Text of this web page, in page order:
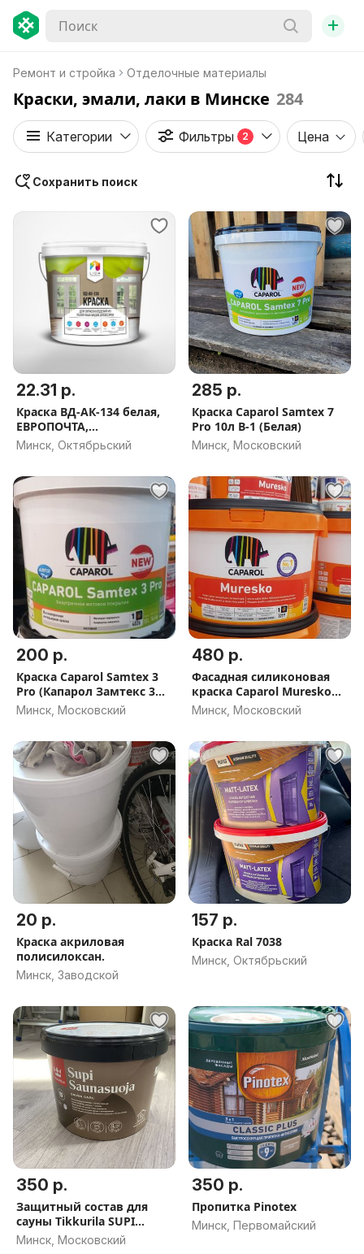
+
Ремонт и стройка Отделочные материалы
Краски, эмали, лаки в Минске 284
Категории Фильтры 2 Цена
Сохранить поиск
22.31 р.
Краска ВД-АК-134 белая,
ЕВРОПОЧТА,
НАЛОЖЕННЫЙ ПЛАТЁЖ
Минск, Октябрьский
285 р.
Краска Caparol Samtex 7
Pro 10л B-1 (Белая)
Минск, Московский
200 р.
Краска Caparol Samtex 3
Pro (Капарол Замтекс 3
Про) 10л Белая Акция
Минск, Московский
480 р.
Фасадная силиконовая
краска Caparol Muresko
(Муреско) 10л (Польша)
Минск, Московский
20 р.
Краска акриловая
полисилоксан.
Минск, Заводской
157 р.
Краска Ral 7038
Минск, Октябрьский
350 р.
Защитный состав для
сауны Tikkurila SUPI
SAUNASUOJ
Минск, Московский
350 р.
Пропитка Pinotex
Минск, Первомайский